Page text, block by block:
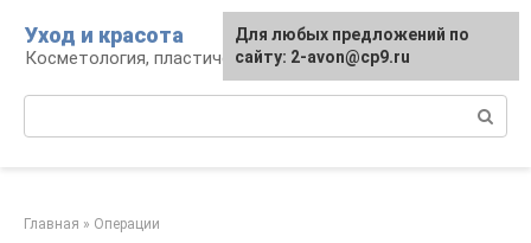
контенту
Уход и красота
Косметология, пластическая хирургия, уход
Главная » Операции
Для любых предложений по
сайту: 2-avon@cp9.ru